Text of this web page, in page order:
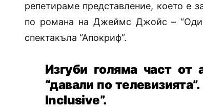
репетираме представление, което е
по романа на Джеймс Джойс –
спектакъла “Апокриф”.
Изгуби голяма част от
“давали по
Inclusive”.